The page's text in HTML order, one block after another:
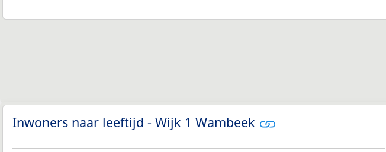
Inwoners naar leeftijd - Wijk 1 Wambeek